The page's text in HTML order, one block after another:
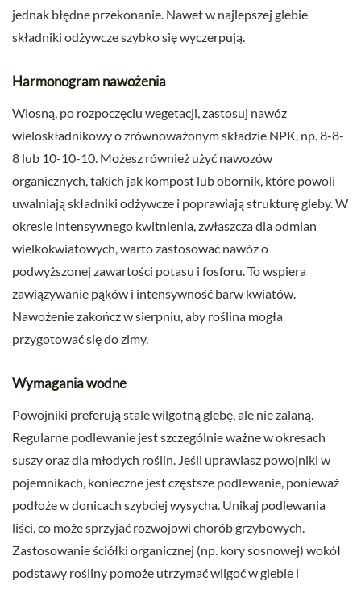
jednak błędne przekonanie. Nawet w najlepszej glebie
składniki odżywcze szybko się wyczerpują.
Harmonogram nawożenia
Wiosną, po rozpoczęciu wegetacji, zastosuj nawóz
wieloskładnikowy o zrównoważonym składzie NPK, np. 8-8-
8 lub 10-10-10. Możesz również użyć nawozów
organicznych, takich jak kompost lub obornik, które powoli
uwalniają składniki odżywcze i poprawiają strukturę gleby. W
okresie intensywnego kwitnienia, zwłaszcza dla odmian
wielkokwiatowych, warto zastosować nawóz o
podwyższonej zawartości potasu i fosforu. To wspiera
zawiązywanie pąków i intensywność barw kwiatów.
Nawożenie zakończ w sierpniu, aby roślina mogła
przygotować się do zimy.
Wymagania wodne
Powojniki preferują stale wilgotną glebę, ale nie zalaną.
Regularne podlewanie jest szczególnie ważne w okresach
suszy oraz dla młodych roślin. Jeśli uprawiasz powojniki w
pojemnikach, konieczne jest częstsze podlewanie, ponieważ
podłoże w donicach szybciej wysycha. Unikaj podlewania
liści, co może sprzyjać rozwojowi chorób grzybowych.
Zastosowanie ściółki organicznej (np. kory sosnowej) wokół
podstawy rośliny pomoże utrzymać wilgoć w glebie i